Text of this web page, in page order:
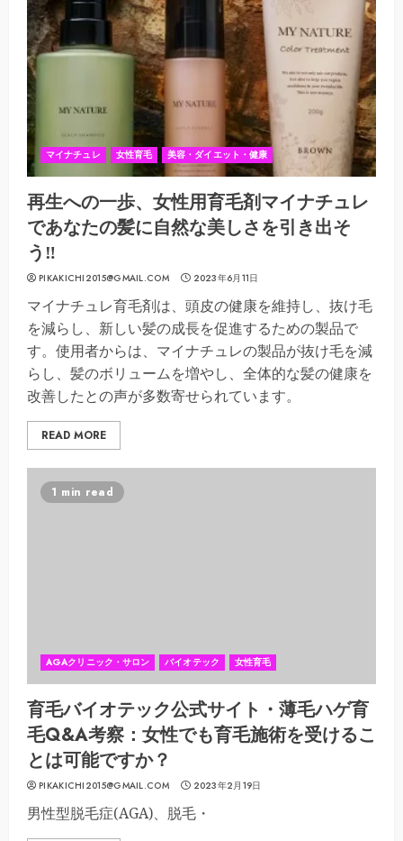
マイナチュレ 女性育毛 美容・ダイエット・健康
再生への一歩、女性用育毛剤マイナチュレ
であなたの髪に自然な美しさを引き出そ
う‼
PIKAKICHI2015@GMAIL.COM 2023年6月11日
マイナチュレ育毛剤は、頭皮の健康を維持し、抜け毛
を減らし、新しい髪の成長を促進するための製品で
す。使用者からは、マイナチュレの製品が抜け毛を減
らし、髪のボリュームを増やし、全体的な髪の健康を
改善したとの声が多数寄せられています。
READ MORE
1 min read
AGAクリニック・サロン バイオテック 女性育毛
育毛バイオテック公式サイト・薄毛ハゲ育
毛Q&A考察：女性でも育毛施術を受けるこ
とは可能ですか？
PIKAKICHI2015@GMAIL.COM 2023年2月19日
男性型脱毛症(AGA)、脱毛・